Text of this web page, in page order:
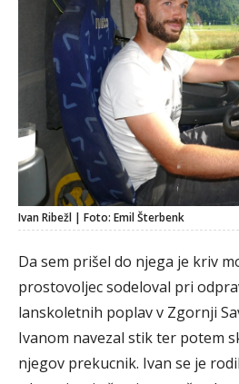
Ivan Ribežl | Foto: Emil Šterbenk
Da sem prišel do njega je kriv
prostovoljec sodeloval pri
lanskoletnih poplav v Zgornji
Ivanom navezal stik ter potem
njegov prekucnik. Ivan se je